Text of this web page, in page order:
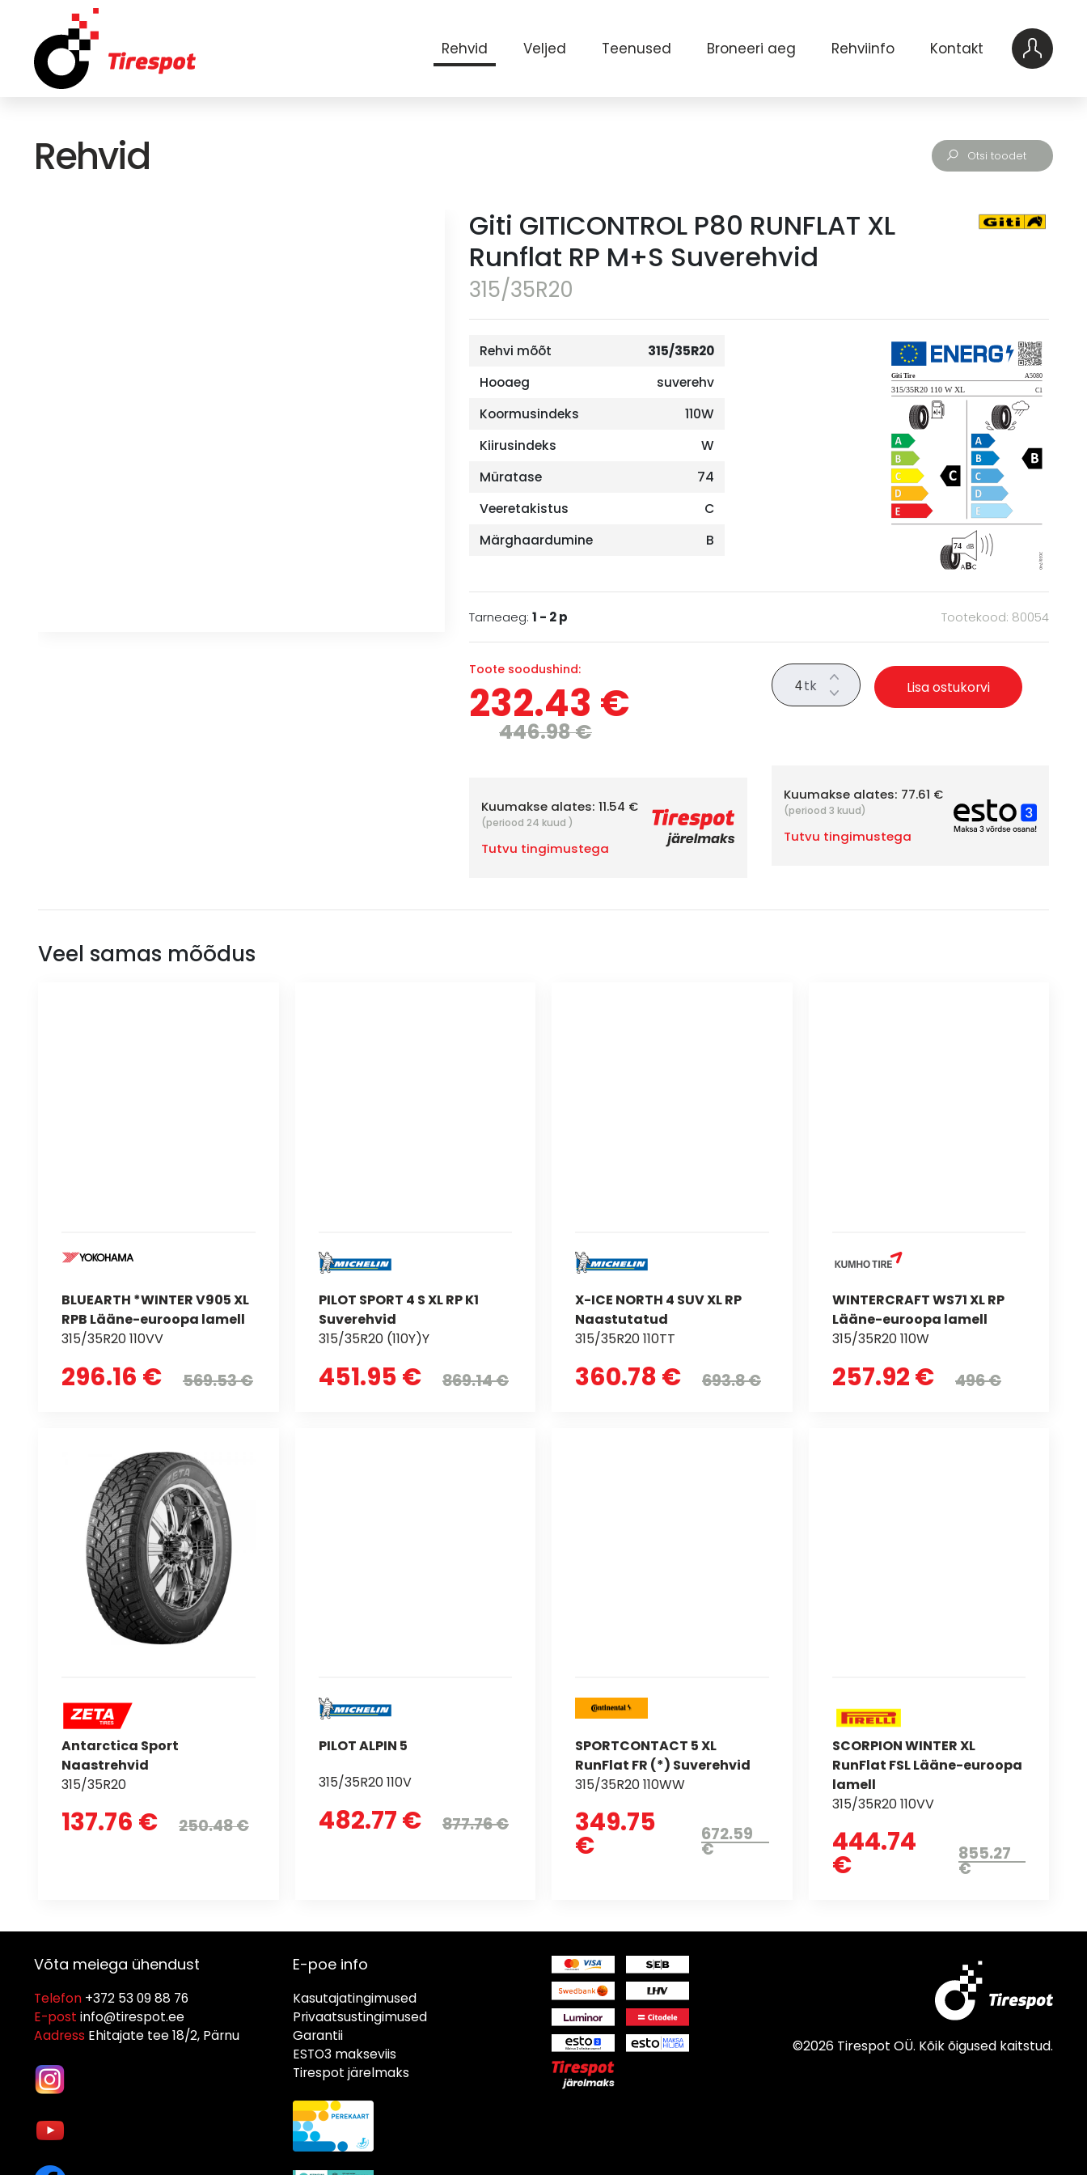
Rehvid Veljed Teenused Broneeri aeg Rehviinfo Kontakt
Rehvid
315/35R20
Giti GITICONTROL P80 RUNFLAT XL
Runflat RP M+S Suverehvid
Rehvi mõõt
315/35R20
Hooaeg
suverehv
Koormusindeks
110W
Kiirusindeks
W
Müratase
74
Veeretakistus
C
Märghaardumine
B
Tarneaeg:1 - 2 p Tootekood: 80054
Toote soodushind:
232.43 €
446.98 €
tk Lisa ostukorvi
Kuumakse alates:11.54 €
(periood 24 kuud )
Tutvu tingimustega
Kuumakse alates: 77.61 €
(periood 3 kuud)
Tutvu tingimustega
Veel samas mõõdus
BLUEARTH *WINTER V905 XL
RPB Lääne-euroopa lamell
315/35R20 110VV
296.16 € 569.53 €
PILOT SPORT 4 S XL RP K1
Suverehvid
315/35R20 (110Y)Y
451.95 € 869.14 €
X-ICE NORTH 4 SUV XL RP
Naastutatud
315/35R20 110TT
360.78 € 693.8 €
WINTERCRAFT WS71 XL RP
Lääne-euroopa lamell
315/35R20 110W
257.92 € 496 €
Antarctica Sport
Naastrehvid
315/35R20
137.76 € 250.48 €
PILOT ALPIN 5
315/35R20 110V
482.77 € 877.76 €
SPORTCONTACT 5 XL
RunFlat FR (*) Suverehvid
315/35R20 110WW
349.75
€ 672.59
€
SCORPION WINTER XL
RunFlat FSL Lääne-euroopa
lamell
315/35R20 110VV
444.74
€ 855.27
€
Võta meiega ühendust
Telefon +372 53 09 88 76
E-post info@tirespot.ee
Aadress Ehitajate tee 18/2, Pärnu
E-poe info
Kasutajatingimused
Privaatsustingimused
Garantii
ESTO3 makseviis
Tirespot järelmaks
©2026 Tirespot OÜ. Kõik õigused kaitstud.